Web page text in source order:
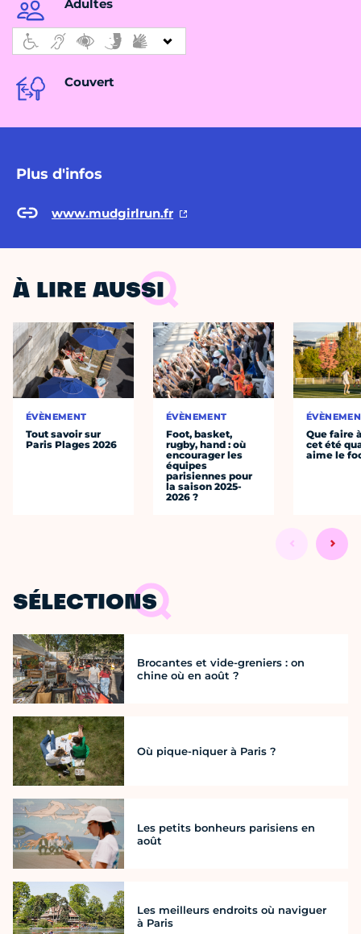
Adultes
Couvert
Plus d'infos
www.mudgirlrun.fr
À LIRE AUSSI
ÉVÈNEMENT
Tout savoir sur
Paris Plages 2026
ÉVÈNEMENT
Foot, basket,
rugby, hand : où
encourager les
équipes
parisiennes pour
la saison 2025-
2026 ?
Que faire
cet été
aime le
SÉLECTIONS
Brocantes et vide-greniers : on
chine où en août ?
Où pique-niquer à Paris ?
Les petits bonheurs parisiens en
août
Les meilleurs endroits où naviguer
à Paris